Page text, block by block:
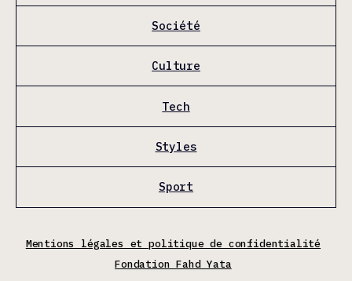
Société
Culture
Tech
Styles
Sport
Mentions légales et politique de confidentialité
Fondation Fahd Yata